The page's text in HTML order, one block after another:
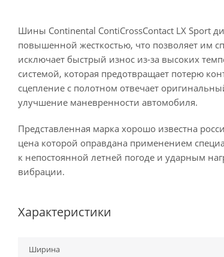
Шины Continental ContiCrossContact LX Sport
повышенной жесткостью, что позволяет им
исключает быстрый износ из-за высоких
системой, которая предотвращает потерю
сцепление с полотном отвечает
улучшение маневренности автомобиля.
Представленная марка хорошо известна
цена которой оправдана применением
к непостоянной летней погоде и ударным
вибрации.
Характеристики
Ширина